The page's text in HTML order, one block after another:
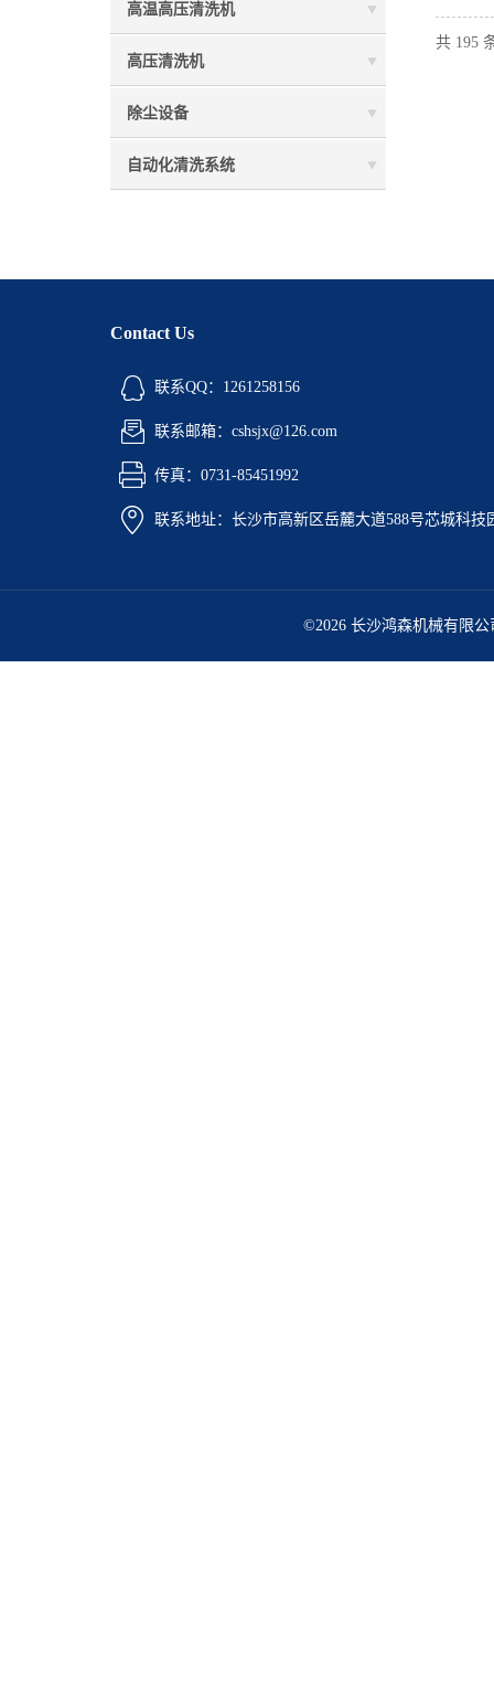
高温高压清洗机
高压清洗机
除尘设备
自动化清洗系统
共 195
Contact Us
联系QQ：1261258156
联系邮箱：cshsjx@126.com
传真：0731-85451992
联系地址：长沙市高新区岳麓大道588号芯城科技
©2026 长沙鸿森机械有限